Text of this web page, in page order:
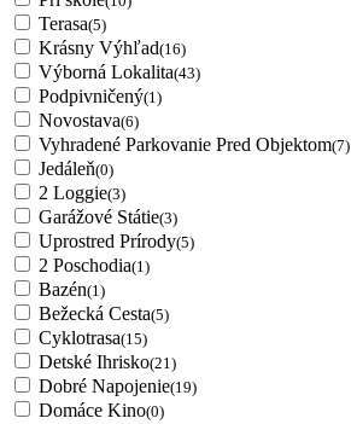
Terasa(5)
Krásny Výhľad(16)
Výborná Lokalita(43)
Podpivničený(1)
Novostava(6)
Vyhradené Parkovanie Pred Objektom(7)
Jedáleň(0)
2 Loggie(3)
Garážové Státie(3)
Uprostred Prírody(5)
2 Poschodia(1)
Bazén(1)
Bežecká Cesta(5)
Cyklotrasa(15)
Detské Ihrisko(21)
Dobré Napojenie(19)
Domáce Kino(0)